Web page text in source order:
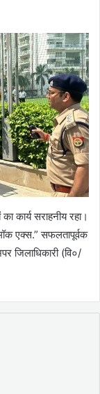
कार्य सराहनीय रहा।
एक्स.” सफलतापूर्वक
जिलाधिकारी (वि०/